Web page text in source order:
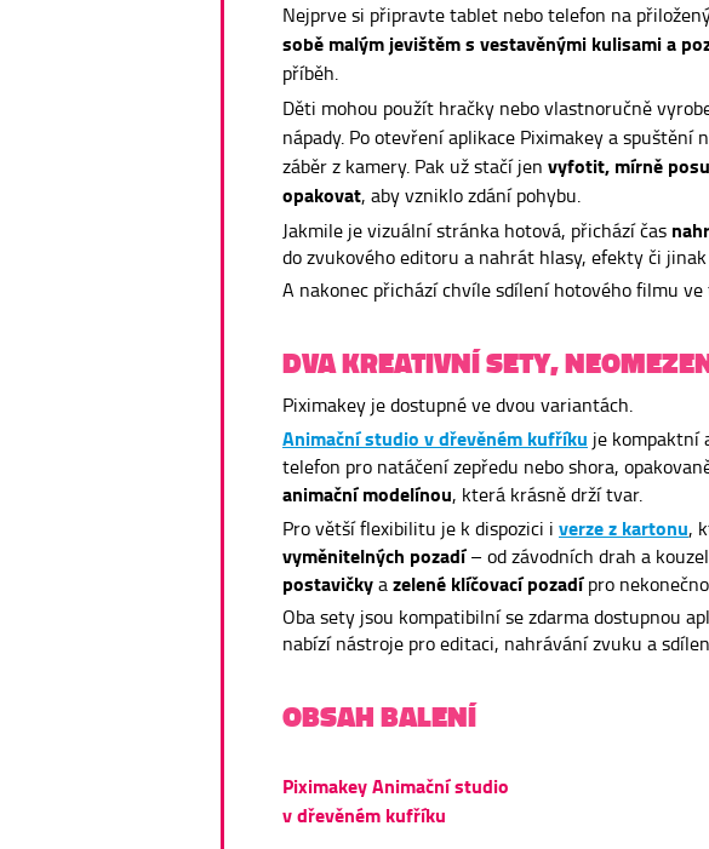
Nejprve si připravte tablet nebo telefon na
sobě malým jevištěm s vestavěnými kulisami a
příběh.
Děti mohou použít hračky nebo vlastnoručně
nápady. Po otevření aplikace Piximakey a spuštění
záběr z kamery. Pak už stačí jen vyfotit, mírně
opakovat, aby vzniklo zdání pohybu.
Jakmile je vizuální stránka hotová, přichází čas
do zvukového editoru a nahrát hlasy, efekty či
A nakonec přichází chvíle sdílení hotového filmu
DVA KREATIVNÍ SETY,
Piximakey je dostupné ve dvou variantách.
Animační studio v dřevěném kufříku je kompaktní
telefon pro natáčení zepředu nebo shora,
animační modelínou, která krásně drží tvar.
Pro větší flexibilitu je k dispozici i verze z kartonu,
vyměnitelných pozadí– od závodních drah a
postavičkyazelené klíčovací pozadípro
Oba sety jsou kompatibilní se zdarma dostupnou
nabízí nástroje pro editaci, nahrávání zvuku a
OBSAH BALENÍ
Piximakey Animační studio
v dřevěném kufříku